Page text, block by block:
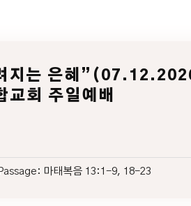
지는 은혜
교회 주일예배
Passage: 마태복음 13:1-9, 18-23